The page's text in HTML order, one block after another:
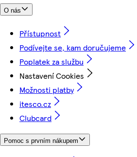
O nás
Přístupnost
Podívejte se, kam doručujeme
Poplatek za službu
Nastavení Cookies
Možnosti platby
itesco.cz
Clubcard
Pomoc s prvním nákupem